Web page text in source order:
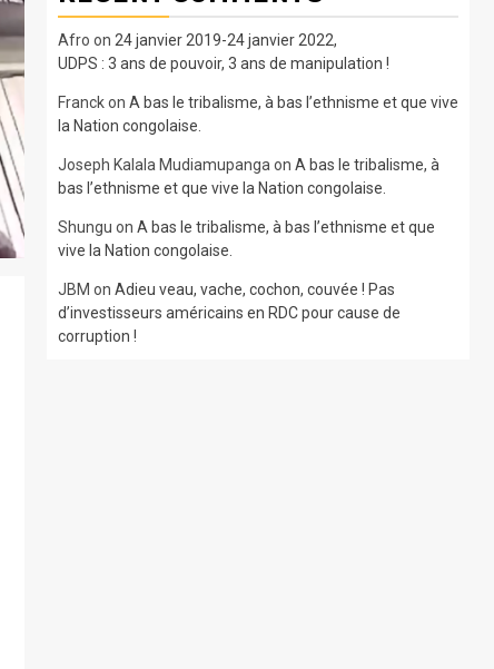
Afro on 24 janvier 2019-24 janvier 2022,
UDPS : 3 ans de pouvoir, 3 ans de manipulation !
Franckon A bas le tribalisme, à bas l’ethnisme et que vive
la Nation congolaise.
Joseph Kalala Mudiamupanga on A bas le tribalisme, à
bas l’ethnisme et que vive la Nation congolaise.
Shungu on A bas le tribalisme, à bas l’ethnisme et que
vive la Nation congolaise.
JBM on Adieu veau, vache, cochon, couvée ! Pas
d’investisseurs américains en RDC pour cause de
corruption !